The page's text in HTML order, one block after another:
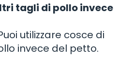
tagli di pollo invece
utilizzare cosce di
invece del petto.